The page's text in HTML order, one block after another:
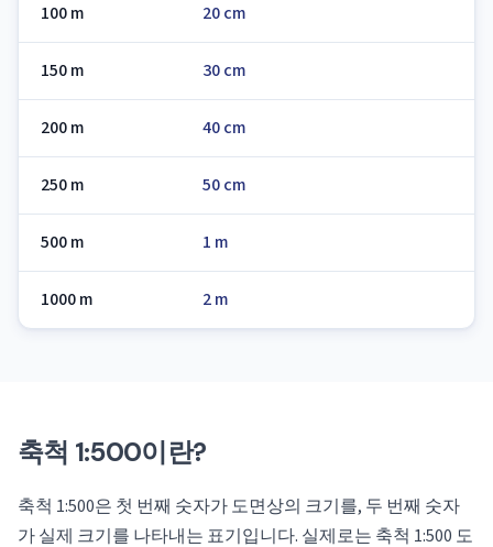
100 m 20 cm
150 m 30 cm
200 m 40 cm
250 m 50 cm
500 m 1 m
1000 m 2 m
축척 1:500이란?
축척 1:500은 첫 번째 숫자가 도면상의 크기를, 두 번째 숫자
가 실제 크기를 나타내는 표기입니다. 실제로는 축척 1:500 도